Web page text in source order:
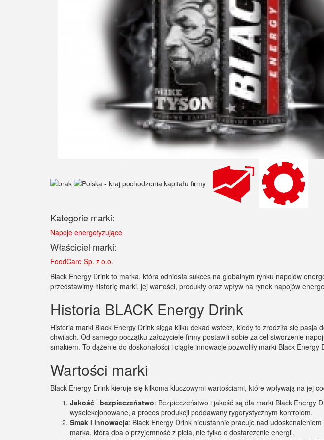
Kategorie marki:
Napoje energetyzujące
Właściciel marki:
FoodCare Sp. z o.o.
Black Energy Drink to marka, która odniosła sukces na globalnym rynku napojów
przedstawimy historię marki, jej wartości, produkty oraz wpływ na rynek napojów
Historia BLACK Energy Drink
Historia marki Black Energy Drink sięga kilku dekad wstecz, kiedy to zrodziła się
chwilach. Od samego początku założyciele firmy postawili sobie za cel stworzenie
smakiem. To dążenie do doskonałości i ciągłe innowacje pozwoliły marki Black
Wartości marki
Black Energy Drink kieruje się kilkoma kluczowymi wartościami, które wpływają na jej
Jakość i bezpieczeństwo: Bezpieczeństwo i jakość są dla marki Black Energy
wyselekcjonowane, a proces produkcji poddawany rygorystycznym kontrolom.
Smak i innowacja: Black Energy Drink nieustannie pracuje nad
marka, która dba o przyjemność z picia, nie tylko o dostarczenie energii.